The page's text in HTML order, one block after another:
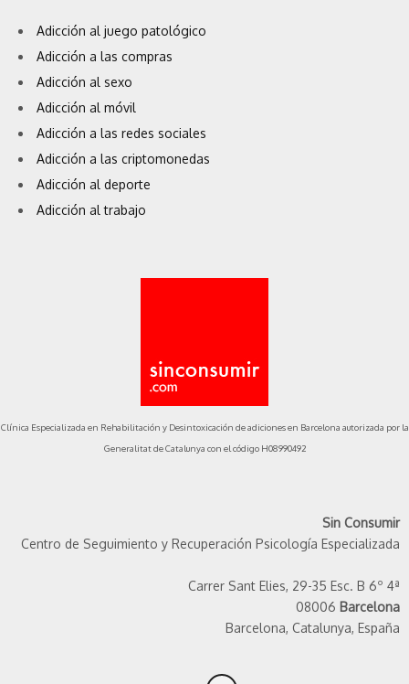
Adicción al juego patológico
Adicción a las compras
Adicción al sexo
Adicción al móvil
Adicción a las redes sociales
Adicción a las criptomonedas
Adicción al deporte
Adicción al trabajo
Clínica Especializada en Rehabilitación y Desintoxicación de adiciones en Barcelona autorizada por la
Generalitat de Catalunya con el código H08990492
Sin Consumir
Centro de Seguimiento y Recuperación Psicología Especializada
Carrer Sant Elies, 29-35 Esc. B 6º 4ª
08006 Barcelona
Barcelona, Catalunya, España